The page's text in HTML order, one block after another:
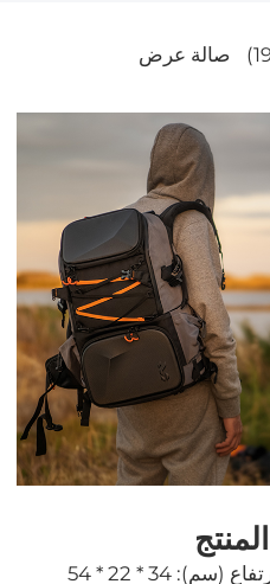
صالة عرض
34 * 22 * ​​54